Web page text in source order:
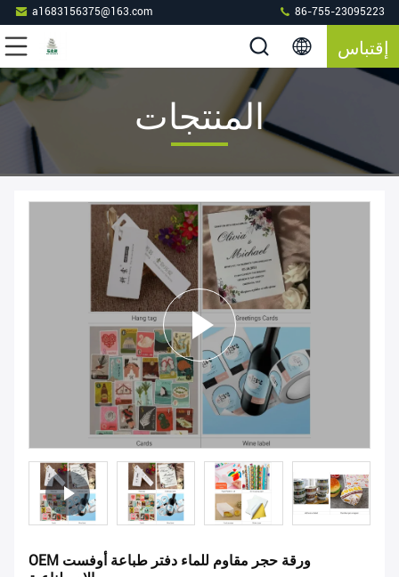
a1683156375@163.com 86-755-23095223
إقتباس
المنتجات
OEM ورقة حجر مقاوم للماء دفتر طباعة أوفست